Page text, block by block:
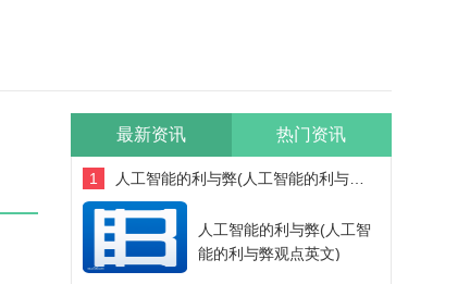
最新资讯 热门资讯
1
人工智能的利与弊(人工智
能的利与弊观点英文)